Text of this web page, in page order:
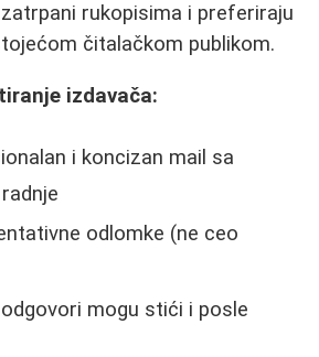
rukopisima i preferiraju
čitalačkom publikom.
izdavača:
i koncizan mail sa
odlomke (ne ceo
mogu stići i posle